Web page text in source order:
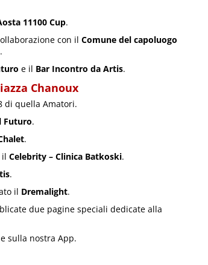
11100 Cup.
con il Comune del capoluogo
e il Bar Incontro da Artis.
Chanoux
di quella Amatori.
Futuro.
.
il Celebrity – Clinica Batkoski.
.
il Dremalight.
due pagine speciali dedicate alla
e sulla nostra App.